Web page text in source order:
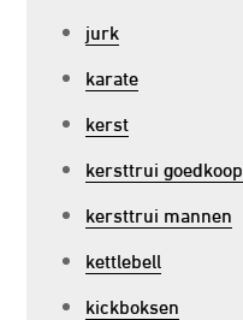
jurk
karate
kerst
kersttrui goedkoop
kersttrui mannen
kettlebell
kickboksen